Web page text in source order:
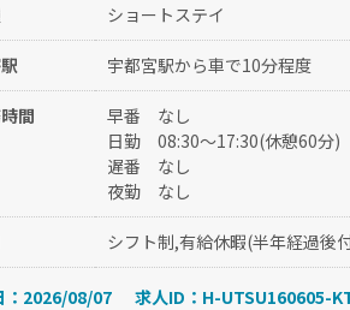
ショートステイ
宇都宮駅から車で10分程度
間 早番
なし
日勤
08:30～17:30(休憩60分)
遅番
なし
夜勤
なし
シフト制,有給休暇(半年経過後
：2026/08/07 求人ID：H-UTSU160605-